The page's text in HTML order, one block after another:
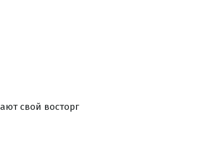
свой восторг